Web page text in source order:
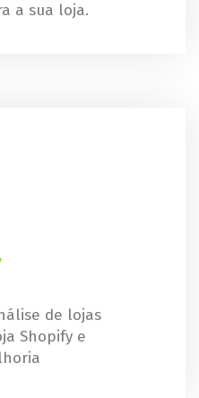
a sua loja.
de lojas
Shopify e